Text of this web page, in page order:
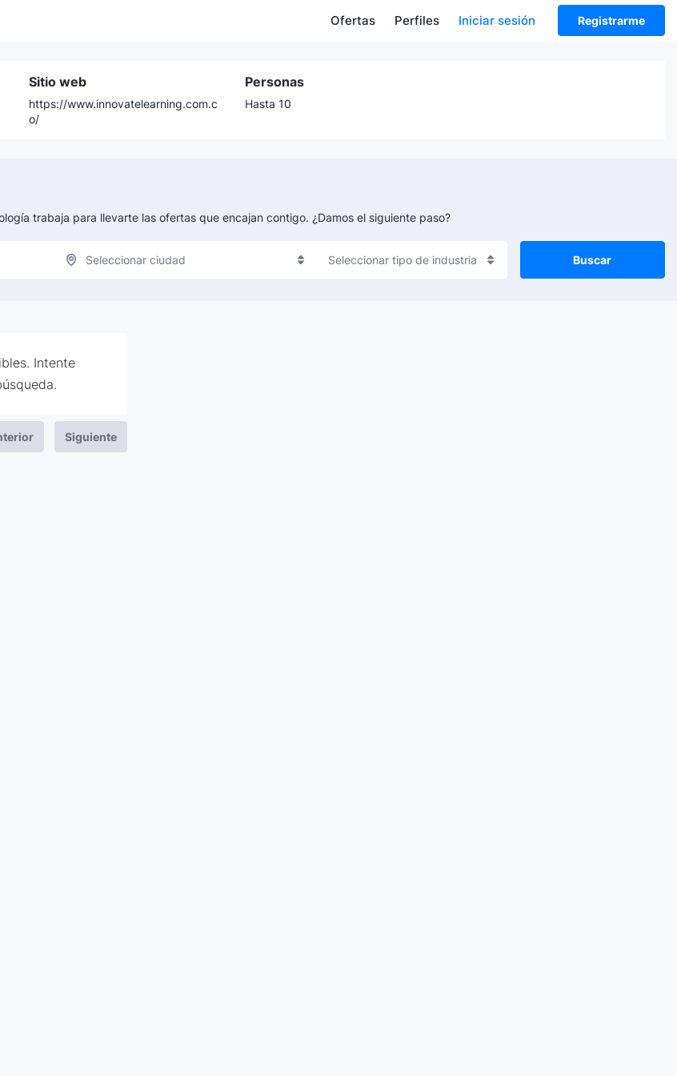
Ofertas Perfiles Iniciar sesión Registrarme
Sitio web
https://www.innovatelearning.com.c
o/
Personas
Hasta 10
trabaja para llevarte las ofertas que encajan contigo. ¿Damos el siguiente paso?
Seleccionar ciudad Seleccionar tipo de industria Buscar
Intente
Siguiente